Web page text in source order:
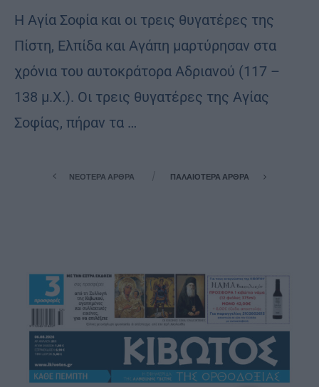
Η Αγία Σοφία και οι τρεις θυγατέρες της
Πίστη, Ελπίδα και Αγάπη μαρτύρησαν στα
χρόνια του αυτοκράτορα Αδριανού (117 –
138 μ.Χ.). Οι τρεις θυγατέρες της Αγίας
Σοφίας, πήραν τα …
ΝΕΌΤΕΡΑ ΆΡΘΡΑ ΠΑΛΑΙΌΤΕΡΑ ΆΡΘΡΑ